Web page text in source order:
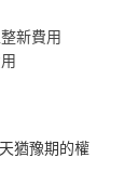
新費用
猶豫期的權